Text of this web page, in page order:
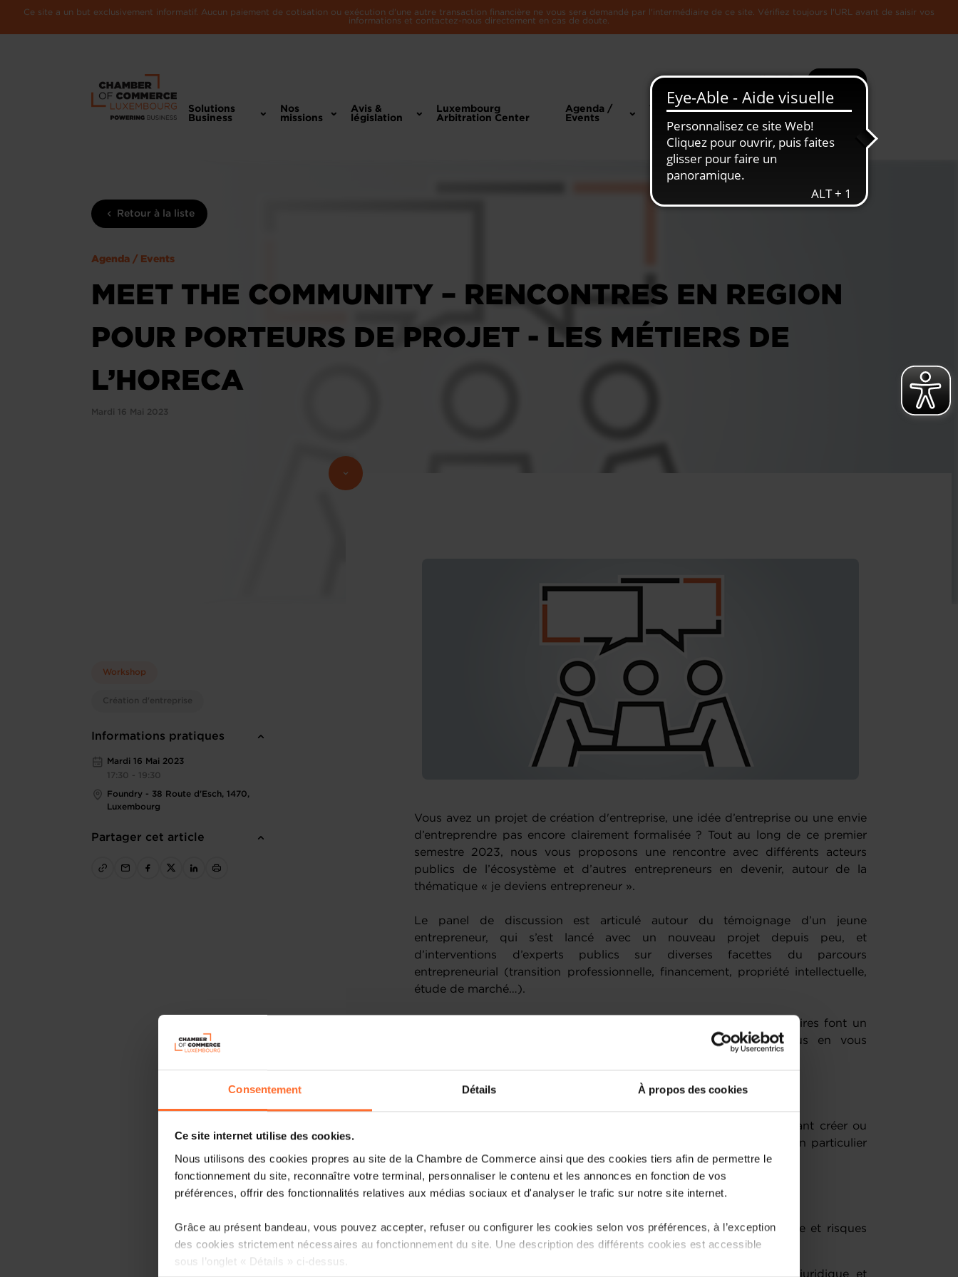
Consentement Détails À propos des cookies
Ce site internet utilise des cookies.
Nous utilisons des cookies propres au site de la Chambre de Commerce ainsi que des cookies tiers afin de permettre le
fonctionnement du site, reconnaître votre terminal, personnaliser le contenu et les annonces en fonction de vos
préférences, offrir des fonctionnalités relatives aux médias sociaux et d'analyser le trafic sur notre site internet.
Grâce au présent bandeau, vous pouvez accepter, refuser ou configurer les cookies selon vos préférences, à l’exception
des cookies strictement nécessaires au fonctionnement du site. Une description des différents cookies est accessible
sous l’onglet « Détails » ci-dessus.
Ce site a un but exclusivement informatif. Aucun paiement de cotisation ou exécution d'une autre transaction financière ne vous sera demandé par l'intermédiaire de ce site. Vérifiez toujours l'URL avant de saisir vos
informations et contactez-nous directement en cas de doute.
Recherche Plus
Solutions
Business
Nos
missions
Avis &
législation
Luxembourg
Arbitration Center
Agenda /
Events
Toute
L'Economie
Retour à la liste
Agenda / Events
MEET THE COMMUNITY – RENCONTRES EN REGION
POUR PORTEURS DE PROJET - LES MÉTIERS DE
L’HORECA
Mardi 16 Mai 2023
Workshop
Création d'entreprise
Informations pratiques
Mardi 16 Mai 2023
17:30 - 19:30
Foundry - 38 Route d'Esch, 1470,
Luxembourg
Partager cet article
Vous avez un projet de création d'entreprise, une idée d’entreprise ou une envie
d’entreprendre pas encore clairement formalisée ? Tout au long de ce premier
semestre 2023, nous vous proposons une rencontre avec différents acteurs
publics de l’écosystème et d’autres entrepreneurs en devenir, autour de la
thématique « je deviens entrepreneur ».
Le panel de discussion est articulé autour du témoignage d’un jeune
entrepreneur, qui s’est lancé avec un nouveau projet depuis peu, et
d’interventions d’experts publics sur diverses facettes du parcours
entrepreneurial (transition professionnelle, financement, propriété intellectuelle,
étude de marché…).
Pour ce mois de mai, la House of Entrepreneurship et ses partenaires font un
focus sur les métiers de l’HORECA. Inspiré-e ? Rejoignez-vous en vous
Cette rencontre en région est accessible à toute personne souhaitant créer ou
reprendre une entreprise, à court ou long terme, au Luxembourg, en particulier
dans le domaine de l’HORECA.
Objectif
Connaître les étapes incontournables, les conditions de réussite et risques
d'échec d'un projet de création d'entreprise au Luxembourg
Identifier les données de votre environnement économique, juridique et